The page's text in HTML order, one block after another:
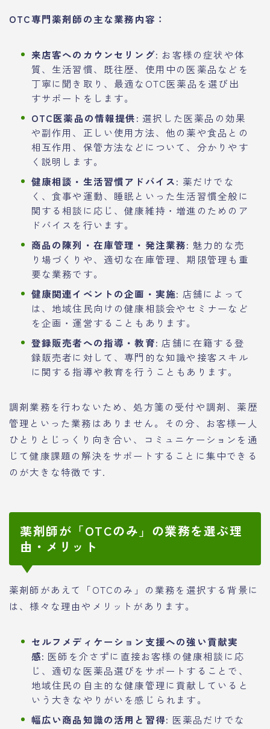
OTC専門薬剤師の主な業務内容：
来店客へのカウンセリング: お客様の症状や体
質、生活習慣、既往歴、使用中の医薬品などを
丁寧に聞き取り、最適なOTC医薬品を選び出
すサポートをします。
OTC医薬品の情報提供: 選択した医薬品の効果
や副作用、正しい使用方法、他の薬や食品との
相互作用、保管方法などについて、分かりやす
く説明します。
健康相談・生活習慣アドバイス: 薬だけでな
く、食事や運動、睡眠といった生活習慣全般に
関する相談に応じ、健康維持・増進のためのア
ドバイスを行います。
商品の陳列・在庫管理・発注業務: 魅力的な売
り場づくりや、適切な在庫管理、期限管理も重
要な業務です。
健康関連イベントの企画・実施: 店舗によって
は、地域住民向けの健康相談会やセミナーなど
を企画・運営することもあります。
登録販売者への指導・教育: 店舗に在籍する登
録販売者に対して、専門的な知識や接客スキル
に関する指導や教育を行うこともあります。
調剤業務を行わないため、処方箋の受付や調剤、薬歴
管理といった業務はありません。その分、お客様一人
ひとりとじっくり向き合い、コミュニケーションを通
じて健康課題の解決をサポートすることに集中できる
のが大きな特徴です.
薬剤師が「OTCのみ」の業務を選ぶ理
由・メリット
薬剤師があえて「OTCのみ」の業務を選択する背景に
は、様々な理由やメリットがあります。
セルフメディケーション支援への強い貢献実
感: 医師を介さずに直接お客様の健康相談に応
じ、適切な医薬品選びをサポートすることで、
地域住民の自主的な健康管理に貢献していると
いう大きなやりがいを感じられます。
幅広い商品知識の活用と習得: 医薬品だけでな